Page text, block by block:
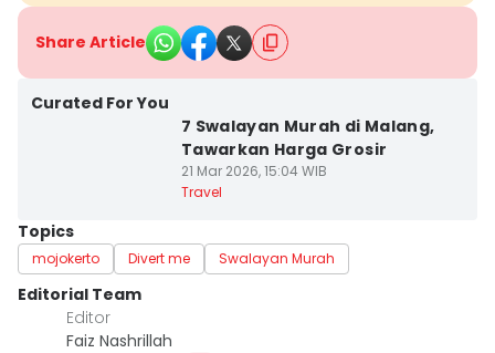
Share Article
Curated For You
7 Swalayan Murah di Malang,
Tawarkan Harga Grosir
21 Mar 2026, 15:04 WIB
Travel
Topics
mojokerto Divert me Swalayan Murah
Editorial Team
Editor
Faiz Nashrillah